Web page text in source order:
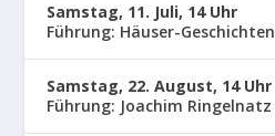
Samstag, 11. Juli, 14 Uhr
Führung: Häuser-Geschichten
Samstag, 22. August, 14 Uhr
Führung: Joachim Ringelnatz